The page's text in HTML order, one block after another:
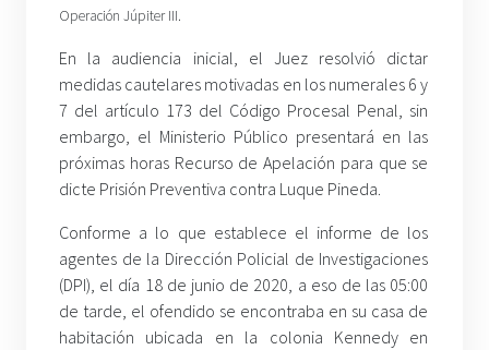
Operación Júpiter III.
En la audiencia inicial, el Juez resolvió dictar
medidas cautelares motivadas en los numerales 6 y
7 del artículo 173 del Código Procesal Penal, sin
embargo, el Ministerio Público presentará en las
próximas horas Recurso de Apelación para que se
dicte Prisión Preventiva contra Luque Pineda.
Conforme a lo que establece el informe de los
agentes de la Dirección Policial de Investigaciones
(DPI), el día 18 de junio de 2020, a eso de las 05:00
de tarde, el ofendido se encontraba en su casa de
habitación ubicada en la colonia Kennedy en